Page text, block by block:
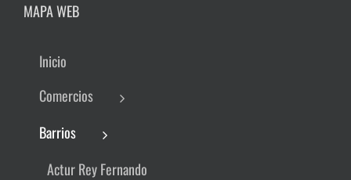
MAPA WEB
Inicio
Comercios
Barrios
Actur Rey Fernando